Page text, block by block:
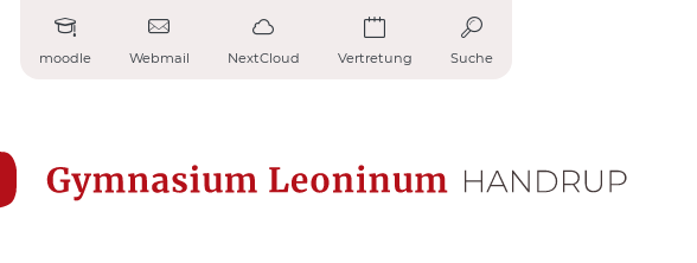
moodle Webmail NextCloud Vertretung Suche